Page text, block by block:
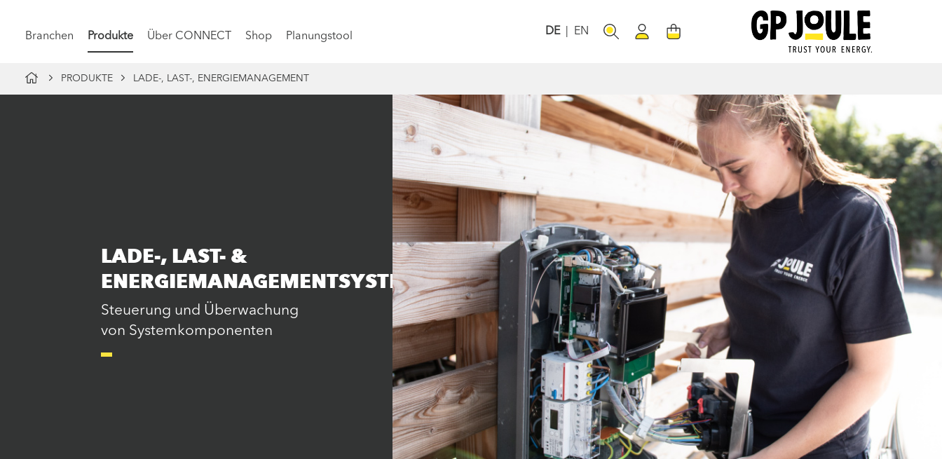
Branchen Produkte Über CONNECT Shop Planungstool DE EN
PRODUKTE LADE-, LAST-, ENERGIEMANAGEMENT
LADE-, LAST- &
ENERGIEMANAGEMENTSYSTEME
Steuerung und Überwachung
von Systemkomponenten